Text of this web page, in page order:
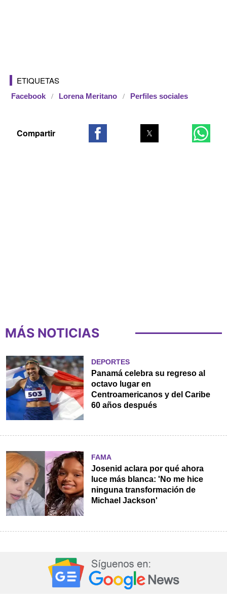
ETIQUETAS
Facebook Lorena Meritano Perfiles sociales
MÁS NOTICIAS
DEPORTES
Panamá celebra su regreso al
octavo lugar en
Centroamericanos y del Caribe
60 años después
FAMA
Josenid aclara por qué ahora
luce más blanca: 'No me hice
ninguna transformación de
Michael Jackson'